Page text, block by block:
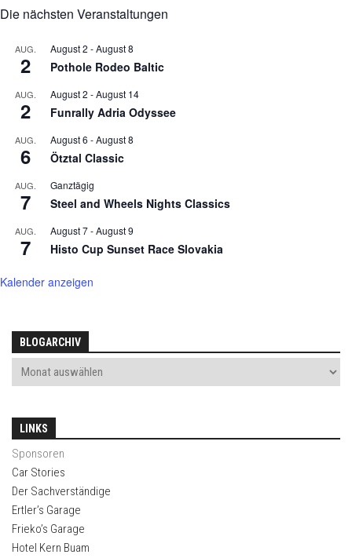
Die nächsten Veranstaltungen
AUG.
2
August 2 -August 8
Pothole Rodeo Baltic
AUG.
2
August 2 -August 14
Funrally Adria Odyssee
AUG.
6
August 6 -August 8
Ötztal Classic
AUG.
7
Ganztägig
Steel and Wheels Nights Classics
AUG.
7
August 7-August 9
Histo Cup Sunset Race Slovakia
Kalender anzeigen
BLOGARCHIV
LINKS
Sponsoren
Car Stories
Der Sachverständige
Ertler’s Garage
Frieko’s Garage
Hotel Kern Buam